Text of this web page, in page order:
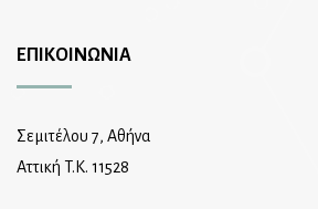
ΕΠΙΚΟΙΝΩΝΙΑ
Σεμιτέλου 7, Αθήνα
Αττική T.K. 11528